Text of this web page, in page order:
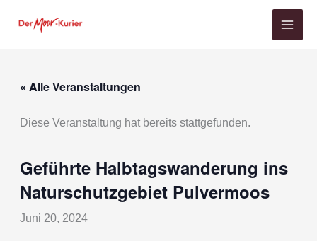
Inhalt
« Alle Veranstaltungen
Diese Veranstaltung hat bereits stattgefunden.
Geführte Halbtagswanderung ins
Naturschutzgebiet Pulvermoos
Juni 20, 2024